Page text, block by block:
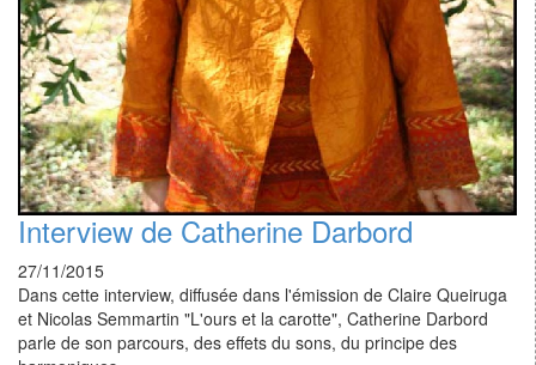
Interview de Catherine Darbord
27/11/2015
Dans cette interview, diffusée dans l'émission de Claire Queiruga
et Nicolas Semmartin "L'ours et la carotte", Catherine Darbord
parle de son parcours, des effets du sons, du principe des